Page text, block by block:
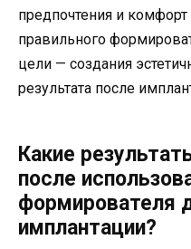
предпочтения и
правильного
цели — создания
результатa после
Какие
после
формирователя
имплантации?